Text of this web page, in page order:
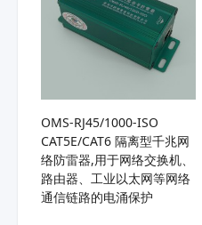
OMS-RJ45/1000-ISO
CAT5E/CAT6 隔离型千兆网
络防雷器,用于网络交换机、
路由器、工业以太网等网络
通信链路的电涌保护